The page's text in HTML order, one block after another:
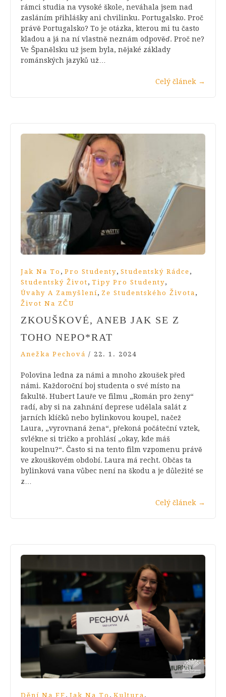
rámci studia na vysoké škole, neváhala jsem nad
zasláním přihlášky ani chvilinku. Portugalsko. Proč
právě Portugalsko? To je otázka, kterou mi tu často
kladou a já na ní vlastně neznám odpověď. Proč ne?
Ve Španělsku už jsem byla, nějaké základy
románských jazyků už…
Celý článek →
Jak Na To , Pro Studenty, Studentský Rádce ,
Studentský Život , Tipy Pro Studenty,
Úvahy A Zamyšlení, Ze Studentského Života ,
Život Na ZČU
ZKOUŠKOVÉ, ANEB JAK SE Z
TOHO NEPO*RAT
Anežka Pechová / 22. 1. 2024
Polovina ledna za námi a mnoho zkoušek před
námi. Každoroční boj studenta o své místo na
fakultě. Hubert Lauře ve filmu „Román pro ženy“
radí, aby si na zahnání deprese udělala salát z
jarních klíčků nebo bylinkovou koupel, načež
Laura, „vyrovnaná žena“, překoná počáteční vztek,
svlékne si tričko a prohlásí „okay, kde máš
koupelnu?“. Často si na tento film vzpomenu právě
ve zkouškovém období. Laura má recht. Občas ta
bylinková vana vůbec není na škodu a je důležité se
z…
Celý článek →
Dění Na FF , Jak Na To , Kultura ,